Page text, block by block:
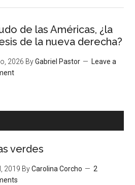
de las Américas, ¿la
de la nueva derecha?
2026 ByGabriel Pastor
Leave a
verdes
2019 ByCarolina Corcho
2